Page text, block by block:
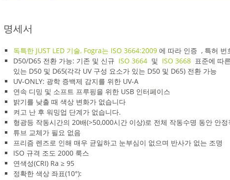
명세서
독특한 JUST LED 기술, Fogra는 ISO 3664:2009 에 따라 인증 , 특허 번
D50/D65 전환 가능: 기존 및 신규 ISO 3664 및 ISO 3668 표준에 따
있는 D50 및 D65(각각 UV 구성 요소가 있는 D50 및 D65) 전환 가능
UV-ONLY: 광학 증백제 감지를 위한 UV-A
연속 디밍 및 소프트 프루핑을 위한 USB 인터페이스
밝기를 낮출 때 색상 변화가 없습니다
켜고 난 후 워밍업 단계가 없습니다.
형광등 작동시간의 20배(>50,000시간 이상)로 전체 작동수명 동안 안
튜브 교체가 필요 없음
프리즘 렌즈로 인해 매우 균일하고 눈부심이 없으며 반사가 없는 조명
ISO 규격 조도 2000 룩스
연색성(CRI) Ra ≥ 95
정확한 색상 좌표(10°):